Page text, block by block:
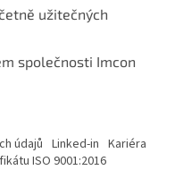
užitečných
společnosti Imcon
údajů Linked-in Kariéra
ISO 9001:2016